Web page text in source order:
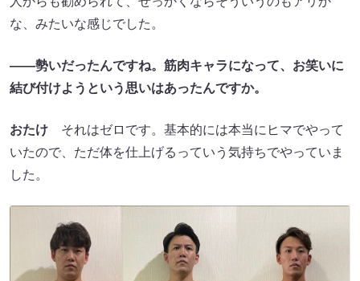
な、みたいな感じでした。
――勢いだったんですね。筋肉キャラになって、お笑いに
結び付けようという思いはあったんですか。
おたけ それはゼロです。基本的には本当にヒマでやって
いたので、ただ体を仕上げるっていう気持ちでやっていま
した。